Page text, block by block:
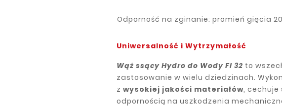
Odporność na zginanie: promień gięcia
Uniwersalność i Wytrzymałość
Wąż ssący Hydro do Wody FI 32 to
zastosowanie w wielu dziedzinach.
zwysokiej jakości materiałów, cechuje
odpornością na uszkodzenia